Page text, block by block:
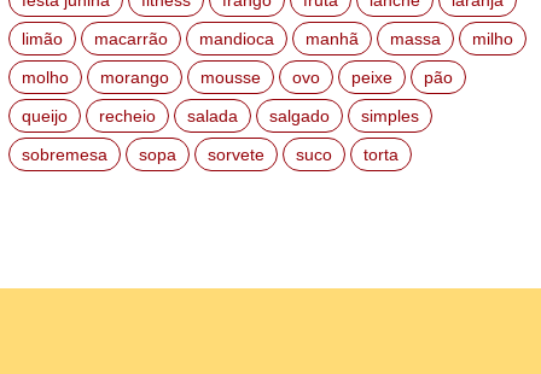
limão
macarrão mandioca manhã massa
milho
molho
morango mousse ovo peixe
pão
queijo
recheio salada salgado
simples
sobremesa
sopa sorvete suco torta